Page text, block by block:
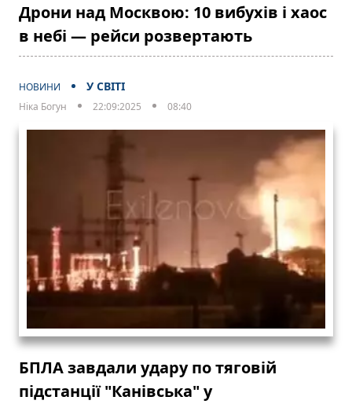
Дрони над Москвою: 10 вибухів і хаос
в небі — рейси розвертають
НОВИНИ У СВІТІ
Ніка Богун 22:09:2025 08:40
БПЛА завдали удару по тяговій
підстанції "Канівська" у